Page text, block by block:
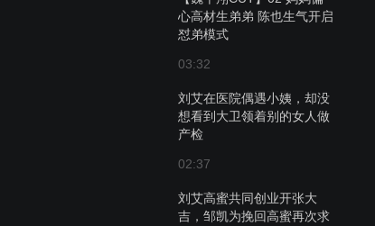
心高材生弟弟 陈也生气开启
怼弟模式
03:32
刘艾在医院偶遇小姨，却没
想看到大卫领着别的女人做
产检
02:37
刘艾高蜜共同创业开张大
吉，邹凯为挽回高蜜再次求